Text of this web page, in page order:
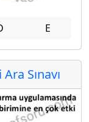
E
Sınavı